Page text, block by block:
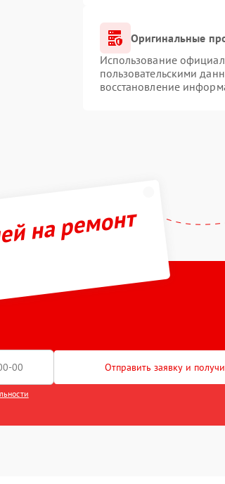
Оригинальные
Использование
пользовательскими
восстановление
на ремонт
Отправить заявку и